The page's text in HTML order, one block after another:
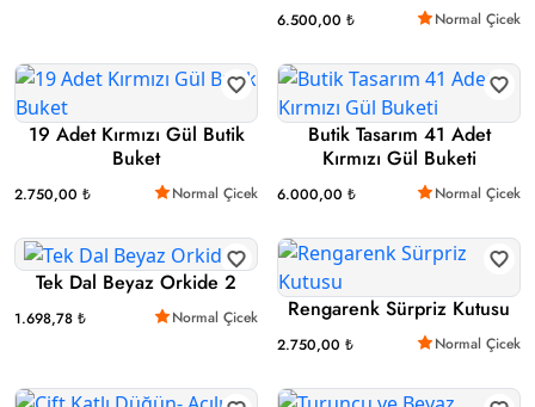
6.500,00 ₺ Normal Çicek
19 Adet Kırmızı Gül Butik
Buket
2.750,00 ₺ Normal Çicek
Butik Tasarım 41 Adet
Kırmızı Gül Buketi
6.000,00 ₺ Normal Çicek
Tek Dal Beyaz Orkide 2
1.698,78 ₺ Normal Çicek Rengarenk Sürpriz Kutusu
2.750,00 ₺ Normal Çicek